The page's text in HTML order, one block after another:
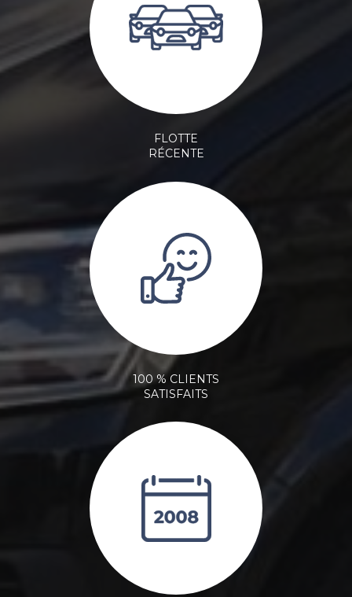
FLOTTE
RÉCENTE
100 % CLIENTS
SATISFAITS